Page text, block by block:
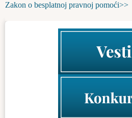
Zakon o besplatnoj pravnoj pomoći>>